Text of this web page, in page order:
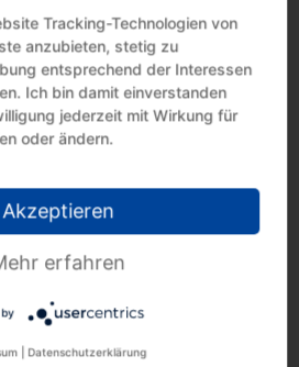
Erträge aus dem
als Kapitaleinkünfte zu
Bank verpflichtet,
einzubehalten und an das
Konsequenz ist, dass das
informiert wird.
Veröffentlichung | IV C 1 – S
| 18-05-2022
Tracking-Technologien von
anzubieten, stetig zu
entsprechend der Interessen
Ich bin damit einverstanden
jederzeit mit Wirkung für
oder ändern.
Akzeptieren
erfahren
by
Datenschutzerklärung